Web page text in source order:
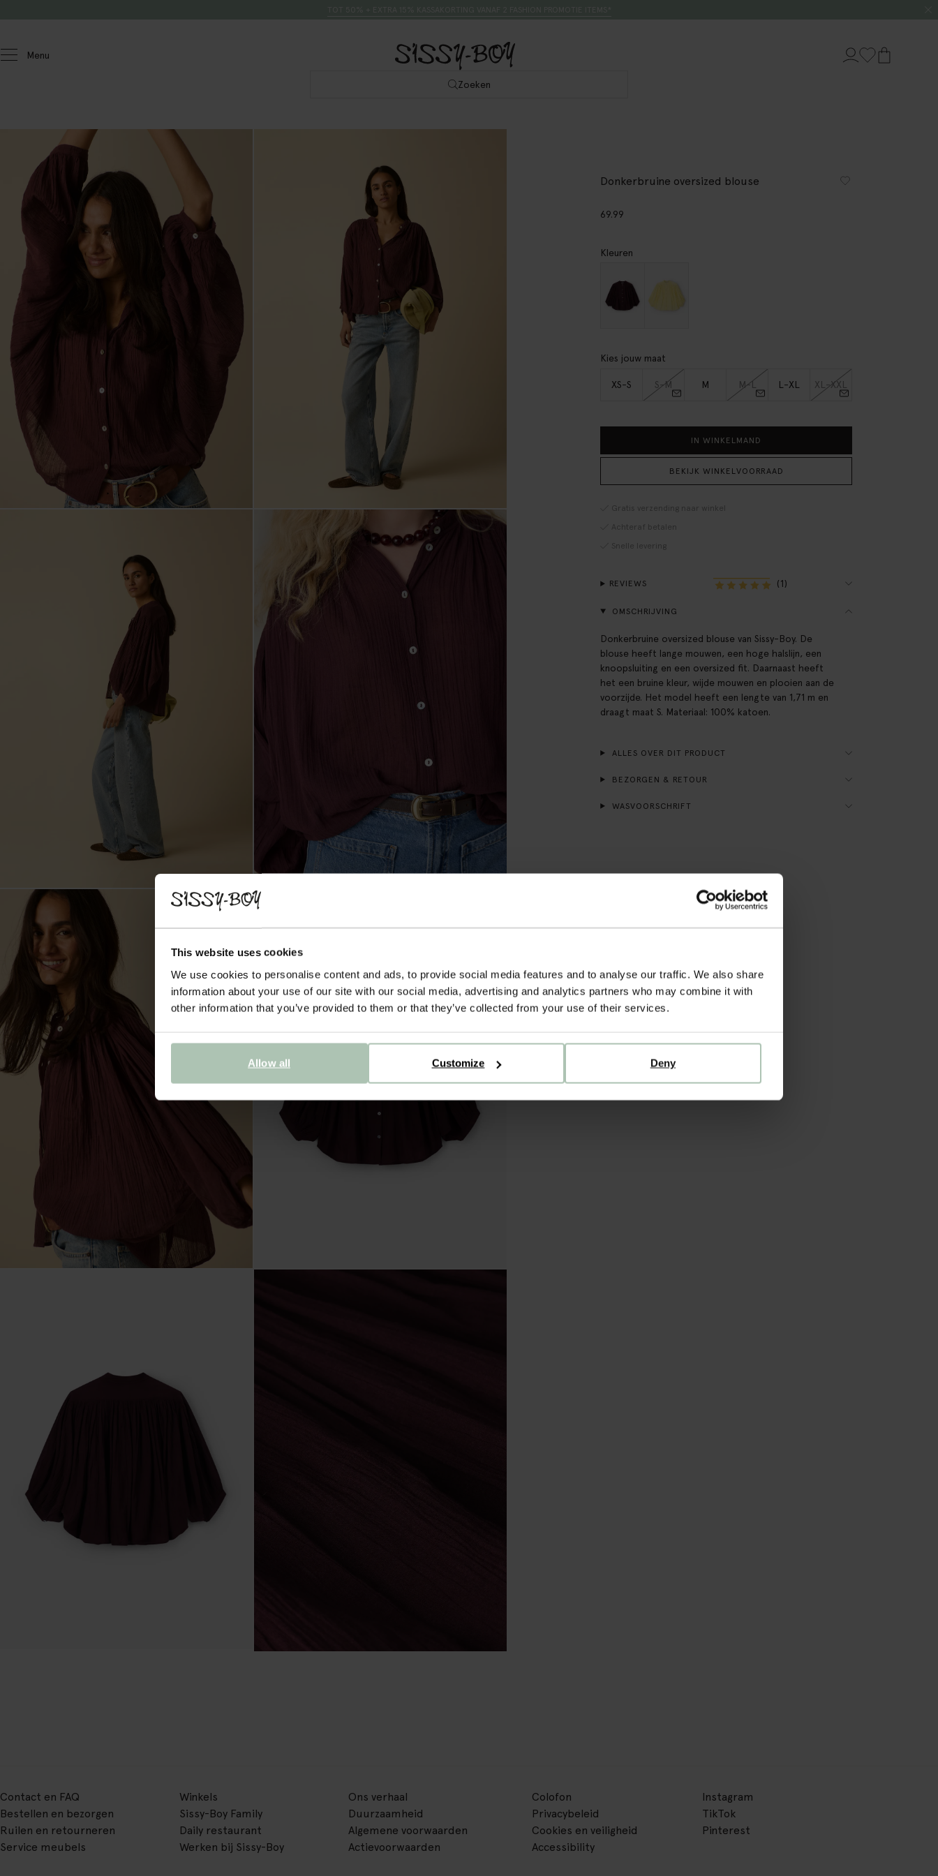
This website uses cookies
We use cookies to personalise content and ads, to provide social media features and to analyse our traffic. We also share
information about your use of our site with our social media, advertising and analytics partners who may combine it with
other information that you’ve provided to them or that they’ve collected from your use of their services.
Deny
Customize
Allow all
Menu
Zoeken
Donkerbruine oversized blouse
69.99
Kleuren
Kies jouw maat
XS-S S-M M M-L L-XL XL-XXL
IN WINKELMAND
BEKIJK WINKELVOORRAAD
Gratis verzending naar winkel
Achteraf betalen
Snelle levering
REVIEWS (1)
OMSCHRIJVING
Donkerbruine oversized blouse van Sissy-Boy. De
blouse heeft lange mouwen, een hoge halslijn, een
knoopsluiting en een oversized fit. Daarnaast heeft
het een bruine kleur, wijde mouwen en plooien aan de
voorzijde. Het model heeft een lengte van 1,71 m en
draagt maat S. Materiaal: 100% katoen.
ALLES OVER DIT PRODUCT
BEZORGEN & RETOUR
WASVOORSCHRIFT
Contact en FAQ
Bestellen en bezorgen
Ruilen en retourneren
Service meubels
Winkels
Sissy-Boy Family
Daily restaurant
Werken bij Sissy-Boy
Ons verhaal
Duurzaamheid
Algemene voorwaarden
Actievoorwaarden
Colofon
Privacybeleid
Cookies en veiligheid
Accessibility
Instagram
TikTok
Pinterest